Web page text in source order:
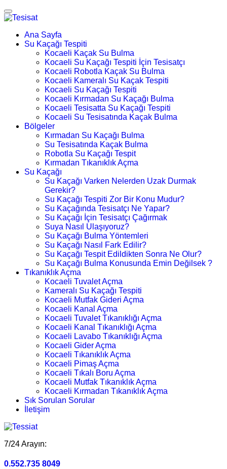
Ana Sayfa
Su Kaçağı Tespiti
Kocaeli Kaçak Su Bulma
Kocaeli Su Kaçağı Tespiti İçin Tesisatçı
Kocaeli Robotla Kaçak Su Bulma
Kocaeli Kameralı Su Kaçak Tespiti
Kocaeli Su Kaçağı Tespiti
Kocaeli Kırmadan Su Kaçağı Bulma
Kocaeli Tesisatta Su Kaçağı Tespiti
Kocaeli Su Tesisatında Kaçak Bulma
Bölgeler
Kırmadan Su Kaçağı Bulma
Su Tesisatında Kaçak Bulma
Robotla Su Kaçağı Tespit
Kırmadan Tıkanıklık Açma
Su Kaçağı
Su Kaçağı Varken Nelerden Uzak Durmak
Gerekir?
Su Kaçağı Tespiti Zor Bir Konu Mudur?
Su Kaçağında Tesisatçı Ne Yapar?
Su Kaçağı İçin Tesisatçı Çağırmak
Suya Nasıl Ulaşıyoruz?
Su Kaçağı Bulma Yöntemleri
Su Kaçağı Nasıl Fark Edilir?
Su Kaçağı Tespit Edildikten Sonra Ne Olur?
Su Kaçağı Bulma Konusunda Emin Değilsek ?
Tıkanıklık Açma
Kocaeli Tuvalet Açma
Kameralı Su Kaçağı Tespiti
Kocaeli Mutfak Gideri Açma
Kocaeli Kanal Açma
Kocaeli Tuvalet Tıkanıklığı Açma
Kocaeli Kanal Tıkanıklığı Açma
Kocaeli Lavabo Tıkanıklığı Açma
Kocaeli Gider Açma
Kocaeli Tıkanıklık Açma
Kocaeli Pimaş Açma
Kocaeli Tıkalı Boru Açma
Kocaeli Mutfak Tıkanıklık Açma
Kocaeli Kırmadan Tıkanıklık Açma
Sık Sorulan Sorular
İletişim
7/24 Arayın:
0.552.735 8049